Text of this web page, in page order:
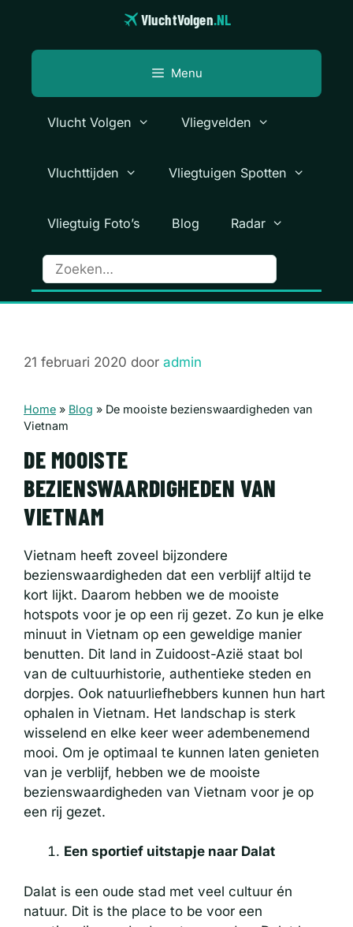
VluchtVolgen.NL
Menu
Vlucht Volgen Vliegvelden
Vluchttijden Vliegtuigen Spotten
Vliegtuig Foto’s Blog Radar
21 februari 2020 door admin
Home » Blog » De mooiste bezienswaardigheden van
Vietnam
DE MOOISTE
BEZIENSWAARDIGHEDEN VAN
VIETNAM
Vietnam heeft zoveel bijzondere
bezienswaardigheden dat een verblijf altijd te
kort lijkt. Daarom hebben we de mooiste
hotspots voor je op een rij gezet. Zo kun je elke
minuut in Vietnam op een geweldige manier
benutten. Dit land in Zuidoost-Azië staat bol
van de cultuurhistorie, authentieke steden en
dorpjes. Ook natuurliefhebbers kunnen hun hart
ophalen in Vietnam. Het landschap is sterk
wisselend en elke keer weer adembenemend
mooi. Om je optimaal te kunnen laten genieten
van je verblijf, hebben we de mooiste
bezienswaardigheden van Vietnam voor je op
een rij gezet.
Een sportief uitstapje naar Dalat
Dalat is een oude stad met veel cultuur én
natuur. Dit is the place to be voor een